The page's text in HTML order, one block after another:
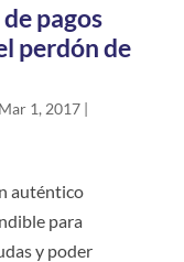
pagos
perdón de
Mar 1, 2017|
auténtico
para
y poder